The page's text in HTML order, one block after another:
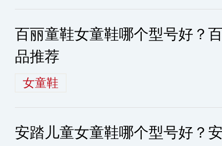
百丽童鞋女童鞋哪个型号好？
品推荐
女童鞋
安踏儿童女童鞋哪个型号好？